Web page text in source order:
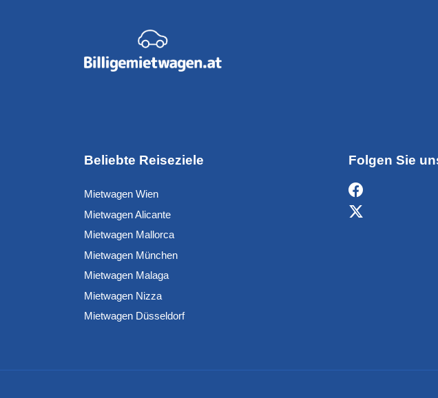
Beliebte Reiseziele
Mietwagen Wien
Mietwagen Alicante
Mietwagen Mallorca
Mietwagen München
Mietwagen Malaga
Mietwagen Nizza
Mietwagen Düsseldorf
Folgen Sie